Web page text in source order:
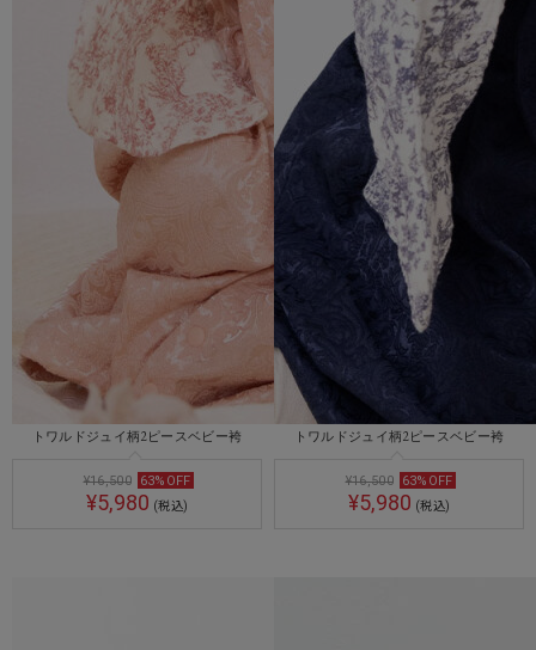
トワルドジュイ柄2ピースベビー袴
¥16,500 63% OFF
¥5,980 (税込)
トワルドジュイ柄2ピースベビー袴
¥16,500 63% OFF
¥5,980 (税込)